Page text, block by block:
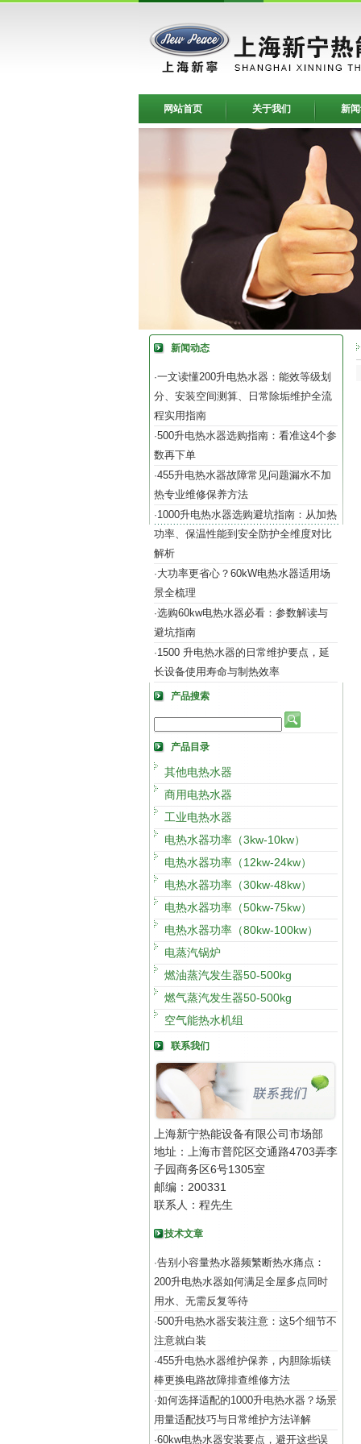
网站首页 关于我们 新
新闻动态
·一文读懂200升电热水器：能效等级划
分、安装空间测算、日常除垢维护全流
程实用指南
·500升电热水器选购指南：看准这4个参
数再下单
·455升电热水器故障常见问题漏水不加
热专业维修保养方法
·1000升电热水器选购避坑指南：从加热
功率、保温性能到安全防护全维度对比
解析
·大功率更省心？60kW电热水器适用场
景全梳理
·选购60kw电热水器必看：参数解读与
避坑指南
·1500 升电热水器的日常维护要点，延
长设备使用寿命与制热效率
产品搜索
产品目录
其他电热水器
商用电热水器
工业电热水器
电热水器功率（3kw-10kw）
电热水器功率（12kw-24kw）
电热水器功率（30kw-48kw）
电热水器功率（50kw-75kw）
电热水器功率（80kw-100kw）
电蒸汽锅炉
燃油蒸汽发生器50-500kg
燃气蒸汽发生器50-500kg
空气能热水机组
联系我们
上海新宁热能设备有限公司市场部
地址：上海市普陀区交通路4703弄李
子园商务区6号1305室
邮编：200331
联系人：程先生
技术文章
·告别小容量热水器频繁断热水痛点：
200升电热水器如何满足全屋多点同时
用水、无需反复等待
·500升电热水器安装注意：这5个细节不
注意就白装
·455升电热水器维护保养，内胆除垢镁
棒更换电路故障排查维修方法
·如何选择适配的1000升电热水器？场景
用量适配技巧与日常维护方法详解
·60kw电热水器安装要点，避开这些误